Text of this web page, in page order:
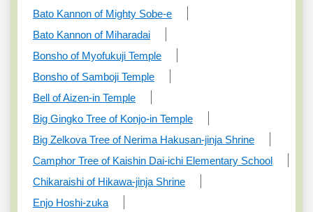
Bato Kannon of Mighty Sobe-e
Bato Kannon of Miharadai
Bonsho of Myofukuji Temple
Bonsho of Samboji Temple
Bell of Aizen-in Temple
Big Gingko Tree of Konjo-in Temple
Big Zelkova Tree of Nerima Hakusan-jinja Shrine
Camphor Tree of Kaishin Dai-ichi Elementary School
Chikaraishi of Hikawa-jinja Shrine
Enjo Hoshi-zuka